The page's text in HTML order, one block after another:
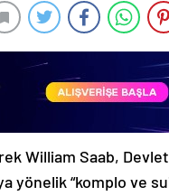
William Saab, Devlet
yönelik “komplo ve